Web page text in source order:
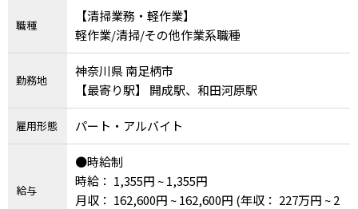
職種
【清掃業務・軽作業】
軽作業/清掃/その他作業系職種
勤務地
神奈川県 南足柄市
【最寄り駅】 開成駅、和田河原駅
雇用形態 パート・アルバイト
給与
●時給制
時給： 1,355円 ~ 1,355円
月収： 162,600円 ~ 162,600円 (年収： 227万円 ~ 2